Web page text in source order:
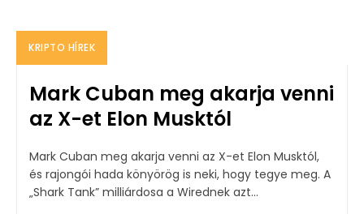
KRIPTO HÍREK
Mark Cuban meg akarja venni
az X-et Elon Musktól
Mark Cuban meg akarja venni az X-et Elon Musktól,
és rajongói hada könyörög is neki, hogy tegye meg. A
„Shark Tank” milliárdosa a Wirednek azt...